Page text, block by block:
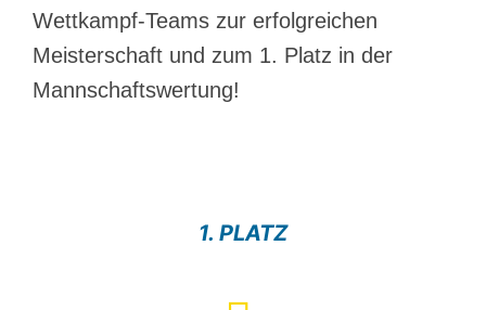
Wettkampf-Teams zur erfolgreichen
Meisterschaft und zum 1. Platz in der
Mannschaftswertung!
1. PLATZ